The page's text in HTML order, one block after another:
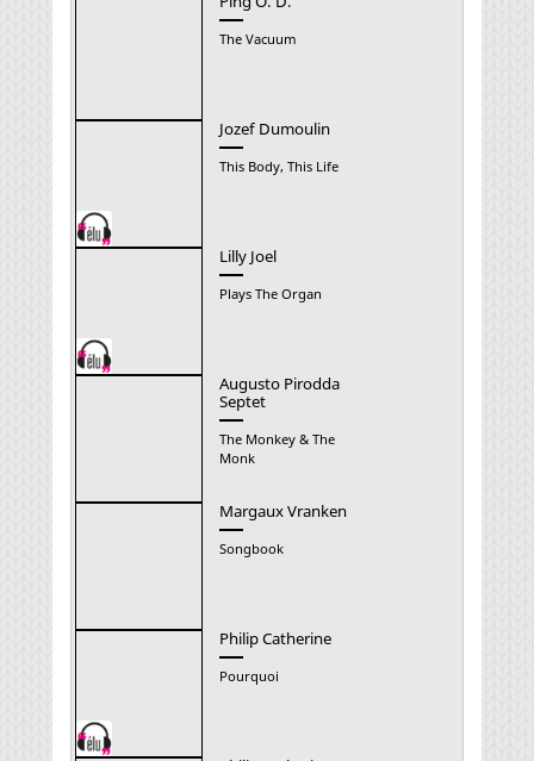
The Vacuum
Jozef Dumoulin
This Body, This Life
Lilly Joel
Plays The Organ
Augusto Pirodda
Septet
The Monkey & The
Monk
Margaux Vranken
Songbook
Philip Catherine
Pourquoi